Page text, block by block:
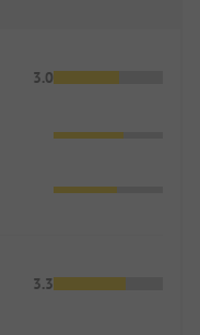
3.0
3.3